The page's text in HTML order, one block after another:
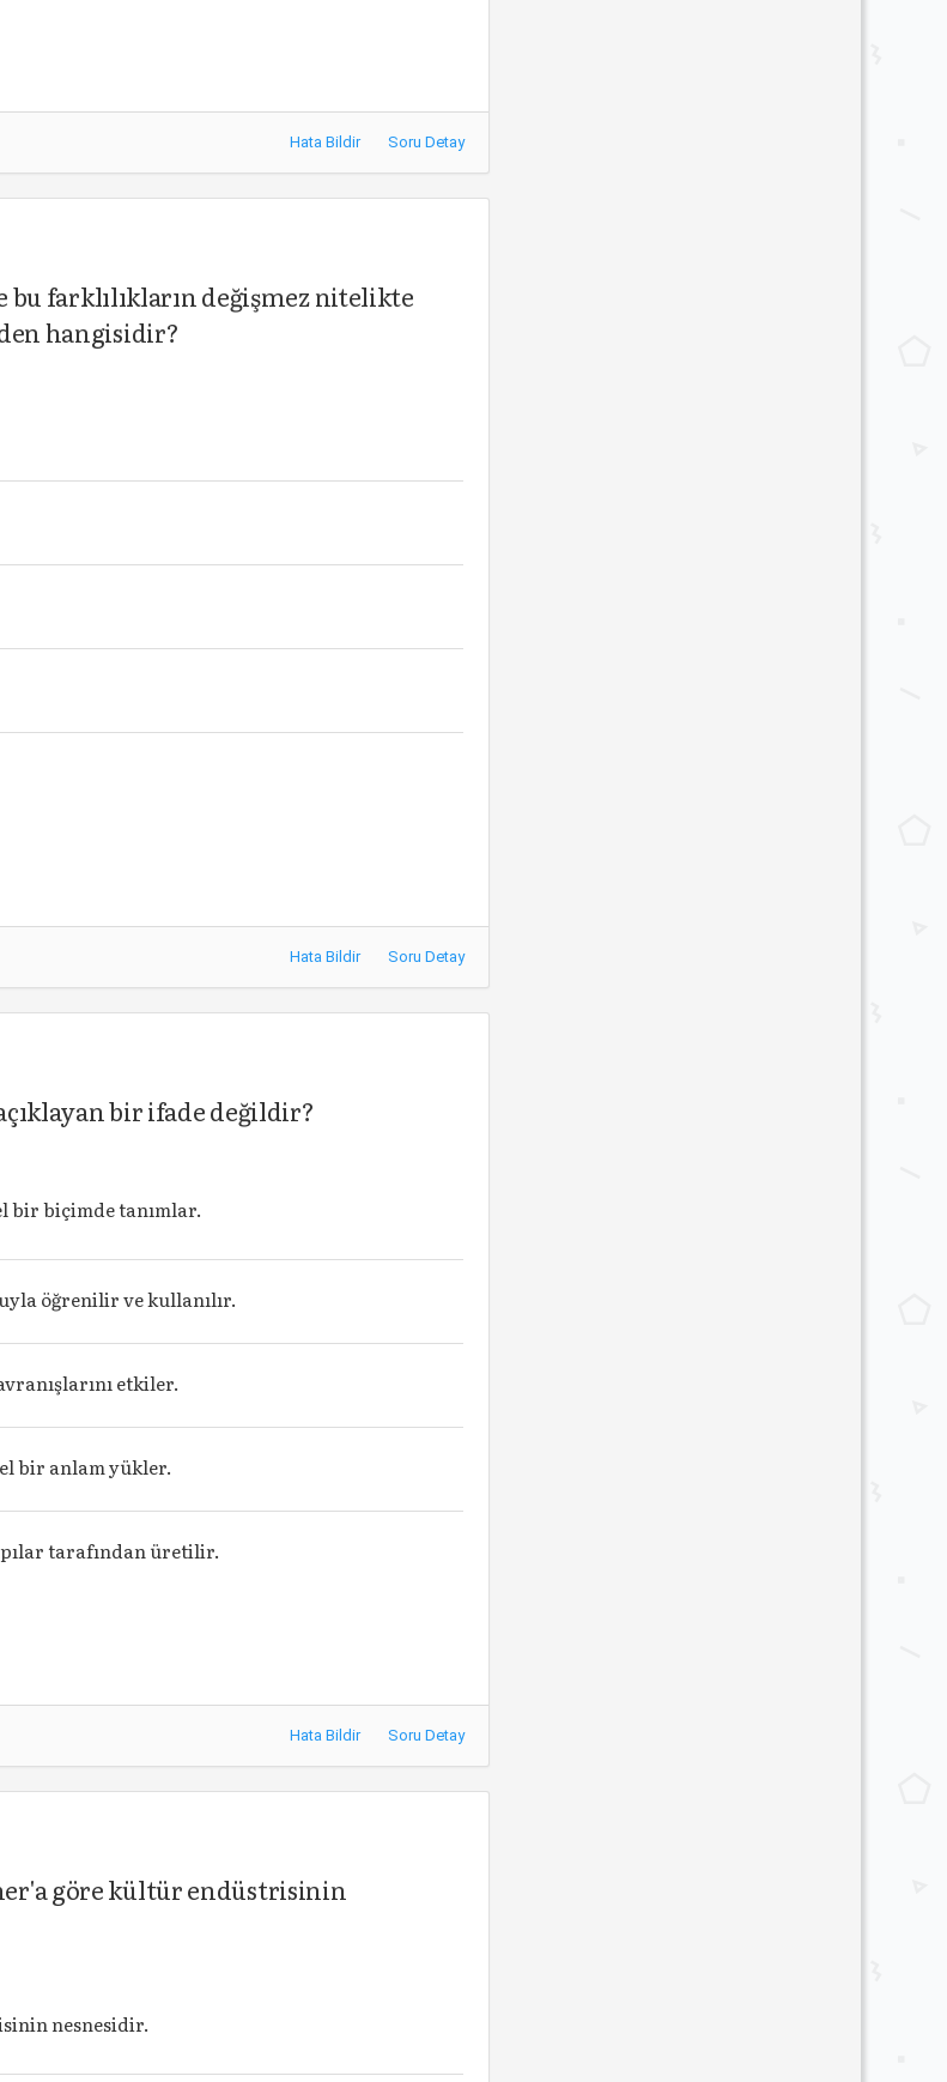
Hata Bildir Soru Detay
bu farklılıkların değişmez nitelikte
hangisidir?
Hata Bildir Soru Detay
bir ifade değildir?
bir biçimde tanımlar.
öğrenilir ve kullanılır.
etkiler.
bir anlam yükler.
tarafından üretilir.
Hata Bildir Soru Detay
göre kültür endüstrisinin
nesnesidir.